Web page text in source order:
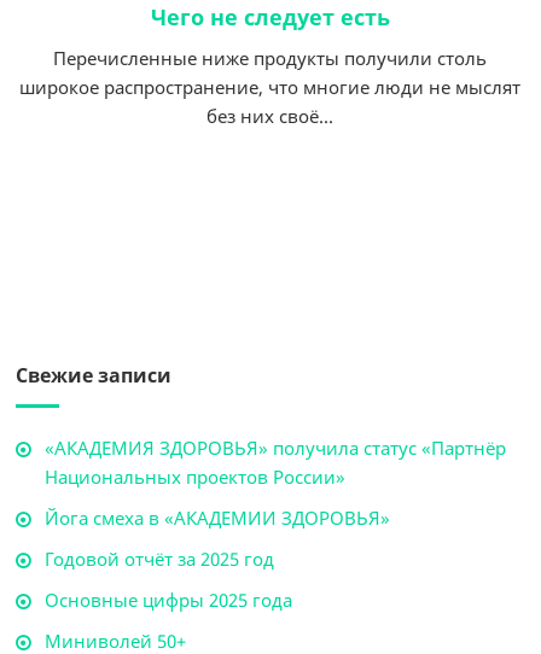
Чего не следует есть
Перечисленные ниже продукты получили столь
широкое распространение, что многие люди не мыслят
без них своё...
Свежие записи
«АКАДЕМИЯ ЗДОРОВЬЯ» получила статус «Партнёр
Национальных проектов России»
Йога смеха в «АКАДЕМИИ ЗДОРОВЬЯ»
Годовой отчёт за 2025 год
Основные цифры 2025 года
Миниволей 50+